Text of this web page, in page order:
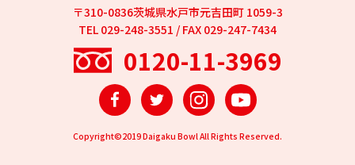
〒310-0836茨城県水戸市元吉田町 1059-3
TEL 029-248-3551 / FAX 029-247-7434
0120-11-3969
FacebookTwitterInstagramYouTube
Copyright©2019 Daigaku Bowl All Rights Reserved.